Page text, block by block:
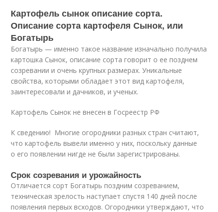
Картофель сынок описание сорта.
Описание сорта картофеля Сынок, или
Богатырь
Богатырь — именно такое название изначально получила
картошка Сынок, описание сорта говорит о ее позднем
созревании и очень крупных размерах. Уникальные
свойства, которыми обладает этот вид картофеля,
заинтересовали и дачников, и ученых.
Картофель Сынок не внесен в Госреестр РФ
К сведению! Многие огородники разных стран считают,
что картофель вывели именно у них, поскольку данные
о его появлении нигде не были зарегистрированы.
Срок созревания и урожайность
Отличается сорт Богатырь поздним созреванием,
техническая зрелость наступает спустя 140 дней после
появления первых всходов. Огородники утверждают, что